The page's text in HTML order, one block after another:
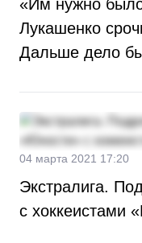
«Им нужно
Лукашенко
Дальше дело
04 марта 2021 17:20
Экстралига.
с хоккеистами